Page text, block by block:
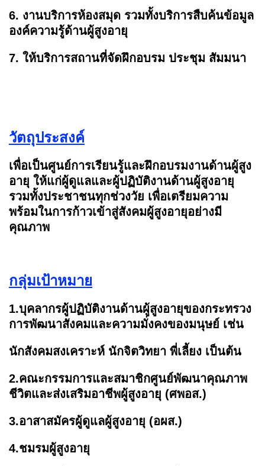
6. งานบริการห้องสมุด รวมทั้งบริการสืบค้นข้อมูล
องค์ความรู้ด้านผู้สูงอายุ
7. ให้บริการสถานที่จัดฝึกอบรม ประชุม สัมมนา
วัตถุประสงค์
เพื่อเป็นศูนย์การเรียนรู้และฝึกอบรมงานด้านผู้สูง
อายุ ให้แก่ผู้ดูแลและผู้ปฏิบัติงานด้านผู้สูงอายุ
รวมทั้งประชาชนทุกช่วงวัย เพื่อเตรียมความ
พร้อมในการก้าวเข้าสู่สังคมผู้สูงอายุอย่างมี
คุณภาพ
กลุ่มเป้าหมาย
1.บุคลากรผู้ปฏิบัติงานด้านผู้สูงอายุของกระทรวง
การพัฒนาสังคมและความมั่งคงของมนุษย์ เช่น
นักสังคมสงเคราะห์ นักจิตวิทยา พี่เลี้ยง เป็นต้น
2.คณะกรรมการและสมาชิกศูนย์พัฒนาคุณภาพ
ชีวิตและส่งเสริมอาชีพผู้สูงอายุ (ศพอส.)
3.อาสาสมัครผู้ดูแลผู้สูงอายุ (อผส.)
4.ชมรมผู้สูงอายุ